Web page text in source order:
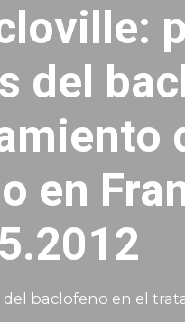
del
en
baclofeno en el